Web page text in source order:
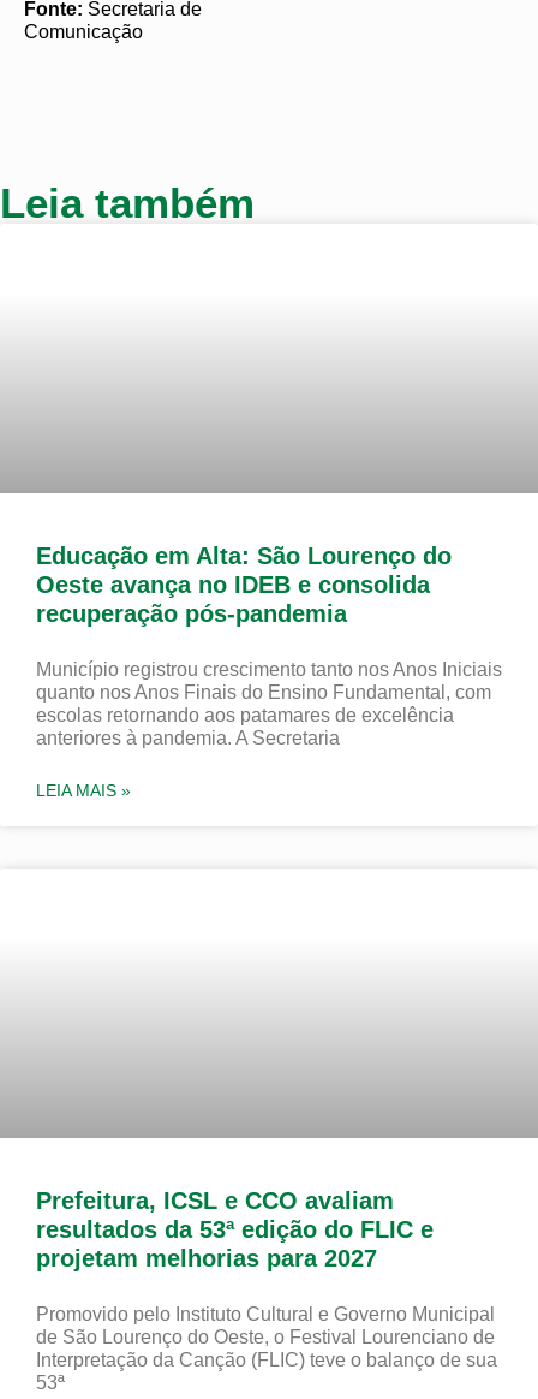
Fonte: Secretaria de
Comunicação
Leia também
Educação em Alta: São Lourenço do
Oeste avança no IDEB e consolida
recuperação pós-pandemia
Município registrou crescimento tanto nos Anos Iniciais
quanto nos Anos Finais do Ensino Fundamental, com
escolas retornando aos patamares de excelência
anteriores à pandemia. A Secretaria
LEIA MAIS »
Prefeitura, ICSL e CCO avaliam
resultados da 53ª edição do FLIC e
projetam melhorias para 2027
Promovido pelo Instituto Cultural e Governo Municipal
de São Lourenço do Oeste, o Festival Lourenciano de
Interpretação da Canção (FLIC) teve o balanço de sua
53ª